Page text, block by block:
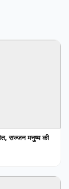
सज्जन मनुष्य की